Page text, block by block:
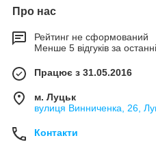
Про нас
Рейтинг не сформований
Менше 5 відгуків за
Працює з 31.05.2016
м. Луцьк
вулиця Винниченка, 26,
Контакти